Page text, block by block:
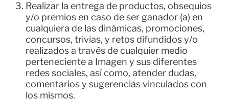
Realizar la entrega de productos, obsequios
y/o premios en caso de ser ganador (a) en
cualquiera de las dinámicas, promociones,
concursos, trivias, y retos difundidos y/o
realizados a través de cualquier medio
perteneciente a Imagen y sus diferentes
redes sociales, así como, atender dudas,
comentarios y sugerencias vinculados con
los mismos.